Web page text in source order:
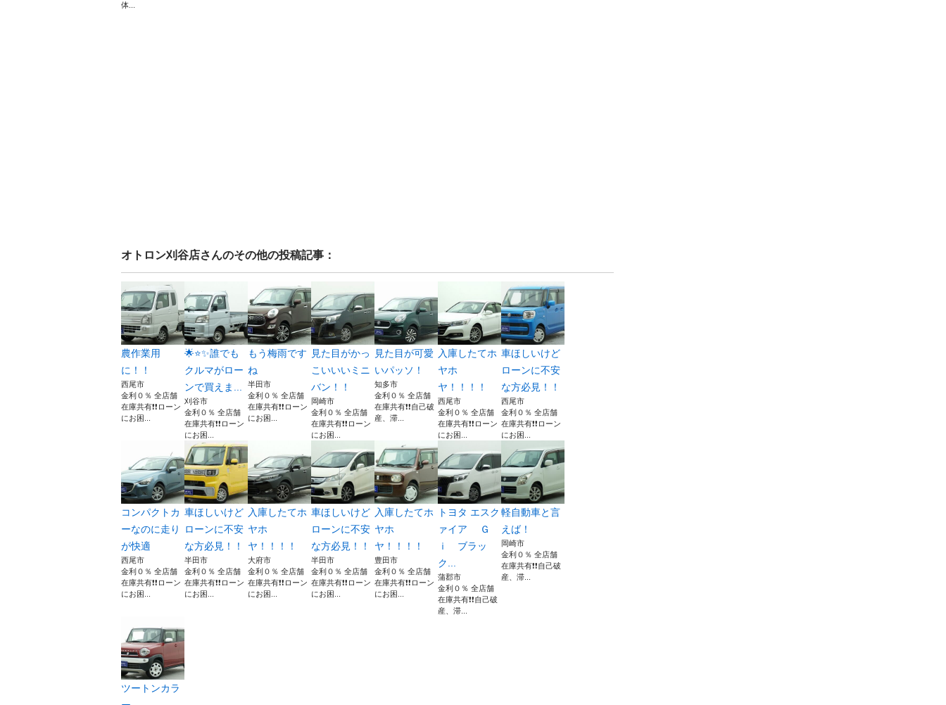
体...
オトロン刈谷店さんのその他の投稿記事：
農作業用
に！！
西尾市
金利０％ 全店舗
在庫共有❗️❗️ローン
にお困...
🌟⭐️✨誰でも
クルマがロー
ンで買えま...
刈谷市
金利０％ 全店舗
在庫共有❗️❗️ローン
にお困...
もう梅雨です
ね
半田市
金利０％ 全店舗
在庫共有❗️❗️ローン
にお困...
見た目がかっ
こいいいミニ
バン！！
岡崎市
金利０％ 全店舗
在庫共有❗️❗️ローン
にお困...
見た目が可愛
いパッソ！
知多市
金利０％ 全店舗
在庫共有❗️❗️自己破
産、滞...
入庫したてホ
ヤホ
ヤ！！！！
西尾市
金利０％ 全店舗
在庫共有❗️❗️ローン
にお困...
車ほしいけど
ローンに不安
な方必見！！
西尾市
金利０％ 全店舗
在庫共有❗️❗️ローン
にお困...
コンパクトカ
ーなのに走り
が快適
西尾市
金利０％ 全店舗
在庫共有❗️❗️ローン
にお困...
車ほしいけど
ローンに不安
な方必見！！
半田市
金利０％ 全店舗
在庫共有❗️❗️ローン
にお困...
入庫したてホ
ヤホ
ヤ！！！！
大府市
金利０％ 全店舗
在庫共有❗️❗️ローン
にお困...
車ほしいけど
ローンに不安
な方必見！！
半田市
金利０％ 全店舗
在庫共有❗️❗️ローン
にお困...
入庫したてホ
ヤホ
ヤ！！！！
豊田市
金利０％ 全店舗
在庫共有❗️❗️ローン
にお困...
トヨタ エスク
ァイア Ｇ
ｉ ブラッ
ク...
蒲郡市
金利０％ 全店舗
在庫共有❗️❗️自己破
産、滞...
軽自動車と言
えば！
岡崎市
金利０％ 全店舗
在庫共有❗️❗️自己破
産、滞...
ツートンカラ